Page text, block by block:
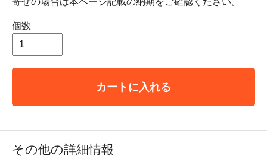
個数
カートに入れる
その他の詳細情報